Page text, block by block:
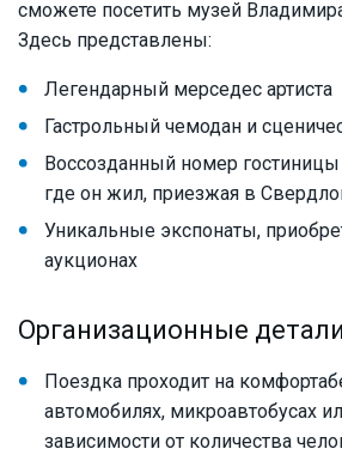
сможете посетить музей
Здесь представлены:
Легендарный мерседес артиста
Гастрольный чемодан и
Воссозданный номер
где он жил, приезжая в
Уникальные экспонаты,
аукционах
Организационные детали
Поездка проходит на
автомобилях, микроавтобусах
зависимости от количества